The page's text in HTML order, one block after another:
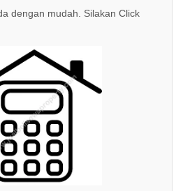
dengan mudah. Silakan Click